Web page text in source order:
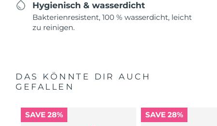
Hygienisch & wasserdicht
Bakterienresistent, 100 % wasserdicht, leicht
zu reinigen.
DAS KÖNNTE DIR AUCH
GEFALLEN
SAVE 28% SAVE 28%